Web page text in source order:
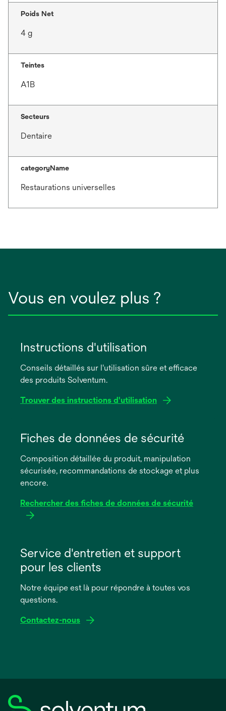
Poids Net
4 g
Teintes
A1B
Secteurs
Dentaire
categoryName
Restaurations universelles
Vous en voulez plus ?
Instructions d'utilisation
Conseils détaillés sur l'utilisation sûre et efficace
des produits Solventum.
Trouver des instructions d'utilisation
dans
nouvel
onglet
Fiches de données de sécurité
Composition détaillée du produit, manipulation
sécurisée, recommandations de stockage et plus
encore.
Rechercher des fiches de données de sécurité
dans
nouvel
onglet
Service d'entretien et support
pour les clients
Notre équipe est là pour répondre à toutes vos
questions.
Contactez-nous